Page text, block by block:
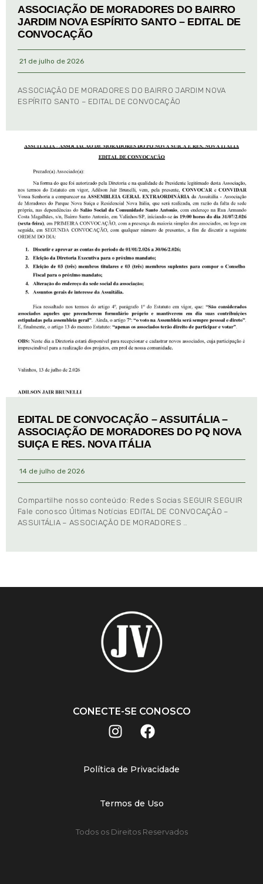
ASSOCIAÇÃO DE MORADORES DO BAIRRO
JARDIM NOVA ESPÍRITO SANTO – EDITAL DE
CONVOCAÇÃO
21 de julho de 2026
ASSOCIAÇÃO DE MORADORES DO BAIRRO JARDIM NOVA
ESPÍRITO SANTO – EDITAL DE CONVOCAÇÃO
EDITAL DE CONVOCAÇÃO – ASSUITÁLIA –
ASSOCIAÇÃO DE MORADORES DO PQ NOVA
SUIÇA E RES. NOVA ITÁLIA
14 de julho de 2026
Compartilhe nosso conteúdo: Redes Socias SEGUIR SEGUIR
Fale conosco Últimas Notícias EDITAL DE CONVOCAÇÃO –
ASSUITÁLIA – ASSOCIAÇÃO DE MORADORES …
CONECTE-SE CONOSCO
Política de Privacidade
Termos de Uso
Todos os Direitos Reservados